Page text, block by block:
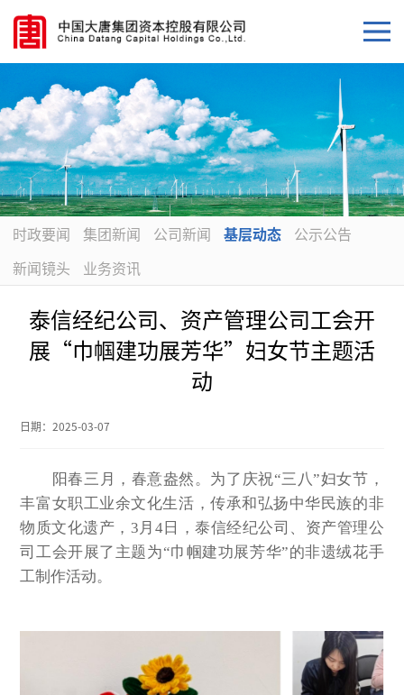
时政要闻 集团新闻 公司新闻 基层动态
公示公告
新闻镜头
业务资讯
泰信经纪公司、资产管理公司工会开
展“巾帼建功展芳华”妇女节主题活
动
日期：2025-03-07
阳春三月，春意盎然。为了庆祝“三八”妇女节，
丰富女职工业余文化生活，传承和弘扬中华民族的非
物质文化遗产，3月4日，泰信经纪公司、资产管理公
司工会开展了主题为“巾帼建功展芳华”的非遗绒花手
工制作活动。